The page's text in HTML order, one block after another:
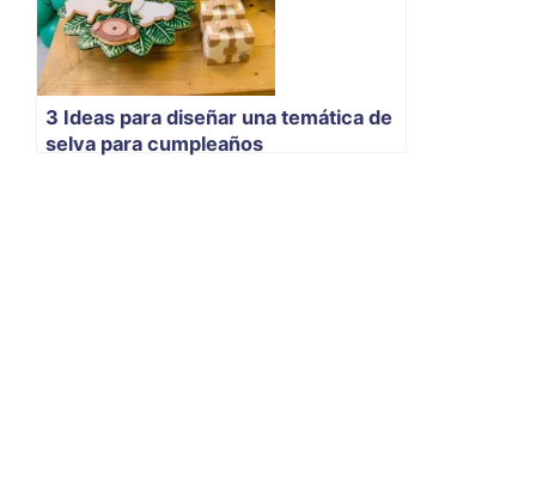
3 Ideas para diseñar una temática de
selva para cumpleaños